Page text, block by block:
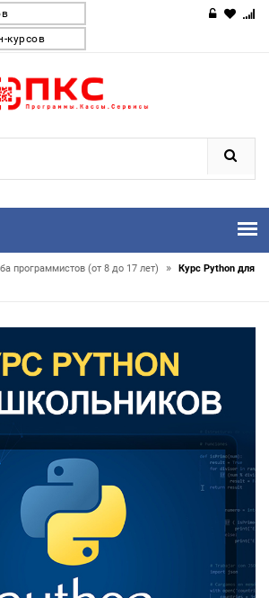
курсов
программистов (от 8 до 17 лет) »
Курс Python для